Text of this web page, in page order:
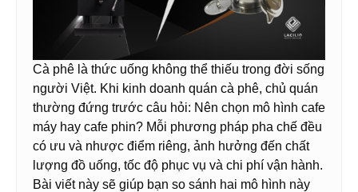
Cà phê là thức uống không thể thiếu trong đời sống
người Việt. Khi kinh doanh quán cà phê, chủ quán
thường đứng trước câu hỏi: Nên chọn mô hình cafe
máy hay cafe phin? Mỗi phương pháp pha chế đều
có ưu và nhược điểm riêng, ảnh hưởng đến chất
lượng đồ uống, tốc độ phục vụ và chi phí vận hành.
Bài viết này sẽ giúp bạn so sánh hai mô hình này